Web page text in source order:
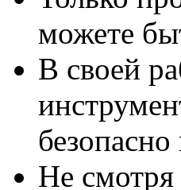
можете
В своей
Не